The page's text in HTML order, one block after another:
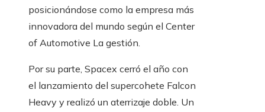
posicionándose como la empresa más
innovadora del mundo según el Center
of Automotive La gestión.
Por su parte, Spacex cerró el año con
el lanzamiento del supercohete Falcon
Heavy y realizó un aterrizaje doble. Un